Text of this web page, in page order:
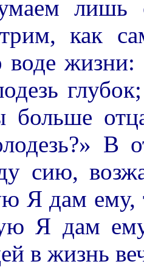
лишь
как
воде
В
сию,
Я дам ему,
Я дам
в жизнь